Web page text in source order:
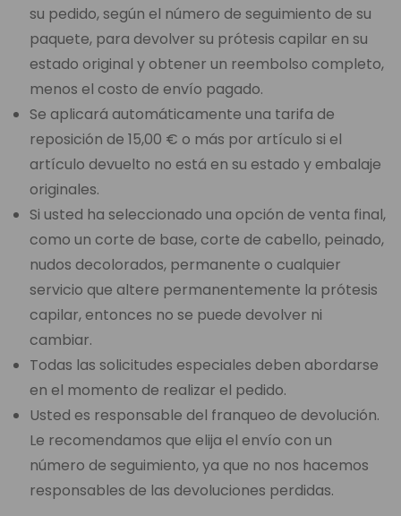
su pedido, según el número de seguimiento de su
paquete, para devolver su prótesis capilar en su
estado original y obtener un reembolso completo,
menos el costo de envío pagado.
Se aplicará automáticamente una tarifa de
reposición de 15,00 € o más por artículo si el
artículo devuelto no está en su estado y embalaje
originales.
Si usted ha seleccionado una opción de venta final,
como un corte de base, corte de cabello, peinado,
nudos decolorados, permanente o cualquier
servicio que altere permanentemente la prótesis
capilar, entonces no se puede devolver ni
cambiar.
Todas las solicitudes especiales deben abordarse
en el momento de realizar el pedido.
Usted es responsable del franqueo de devolución.
Le recomendamos que elija el envío con un
número de seguimiento, ya que no nos hacemos
responsables de las devoluciones perdidas.